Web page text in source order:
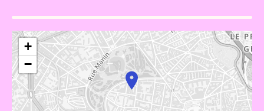
+
−